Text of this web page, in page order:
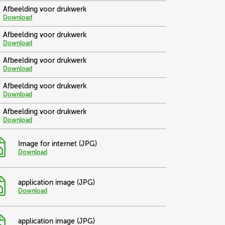
Afbeelding voor drukwerk
Download
Afbeelding voor drukwerk
Download
Afbeelding voor drukwerk
Download
Afbeelding voor drukwerk
Download
Afbeelding voor drukwerk
Download
Image for internet (JPG)
Download
application image (JPG)
Download
application image (JPG)